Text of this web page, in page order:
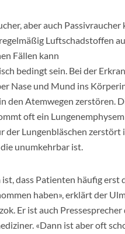
aber auch
Luftschadstoffen
Fällen kann
bedingt sein. Bei der
Nase und Mund ins
den Atemwegen zerstören.
oft ein
der Lungenbläschen
unumkehrbar ist.
ist, dass Patienten häufig
haben», erklärt der
Er ist auch
«Dann ist aber oft